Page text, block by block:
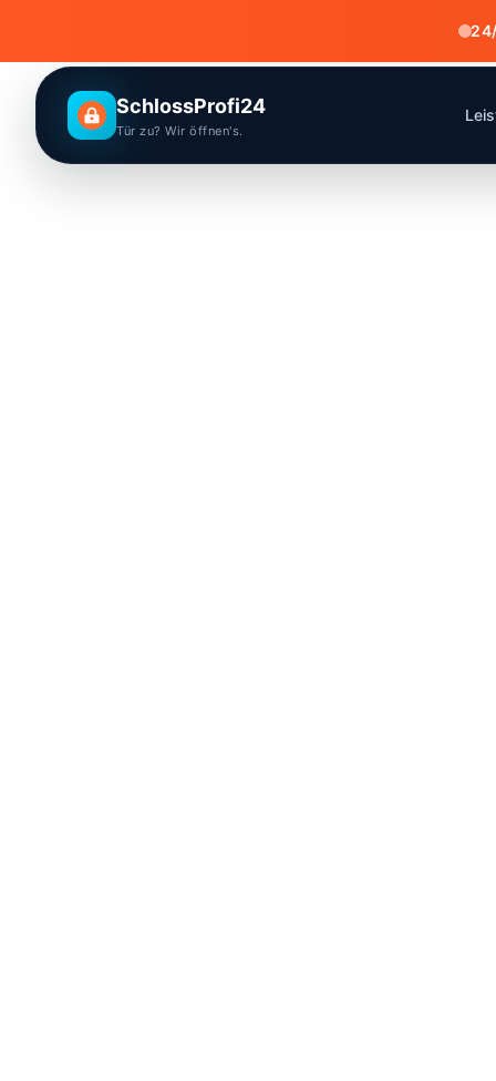
SchlossProfi24
Tür zu? Wir öffnen's.